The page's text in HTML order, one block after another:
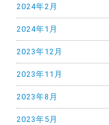
2024年2月
2024年1月
2023年12月
2023年11月
2023年8月
2023年5月